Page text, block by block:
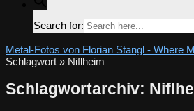
Search for:
Metal-Fotos von Florian Stangl - Where
Schlagwort » Niflheim
Schlagwortarchiv: